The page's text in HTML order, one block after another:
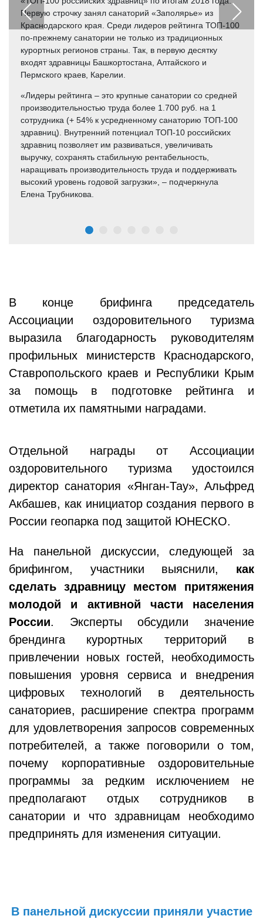
Первую строчку занял санаторий «Заполярье» из
Краснодарского края. Среди лидеров рейтинга ТОП-100
по-прежнему санатории не только из традиционных
курортных регионов страны. Так, в первую десятку
входят здравницы Башкортостана, Алтайского и
Пермского краев, Карелии.
«Лидеры рейтинга – это крупные санатории со средней
производительностью труда более 1.700 руб. на 1
сотрудника (+ 54% к усредненному санаторию ТОП-100
здравниц). Внутренний потенциал ТОП-10 российских
здравниц позволяет им развиваться, увеличивать
выручку, сохранять стабильную рентабельность,
наращивать производительность труда и поддерживать
высокий уровень годовой загрузки», – подчеркнула
Елена Трубникова.
В конце брифинга председатель
Ассоциации оздоровительного туризма
выразила благодарность руководителям
профильных министерств Краснодарского,
Ставропольского краев и Республики Крым
за помощь в подготовке рейтинга и
отметила их памятными наградами.
Отдельной награды от Ассоциации
оздоровительного туризма удостоился
директор санатория «Янган-Тау», Альфред
Акбашев, как инициатор создания первого в
России геопарка под защитой ЮНЕСКО.
На панельной дискуссии, следующей за
брифингом, участники выяснили, как
сделать здравницу местом притяжения
молодой и активной части населения
России. Эксперты обсудили значение
брендинга курортных территорий в
привлечении новых гостей, необходимость
повышения уровня сервиса и внедрения
цифровых технологий в деятельность
санаториев, расширение спектра программ
для удовлетворения запросов современных
потребителей, а также поговорили о том,
почему корпоративные оздоровительные
программы за редким исключением не
предполагают отдых сотрудников в
санатории и что здравницам необходимо
предпринять для изменения ситуации.
В панельной дискуссии приняли участие